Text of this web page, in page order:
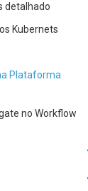
detalhado
Kubernets
Plataforma
no Workflow